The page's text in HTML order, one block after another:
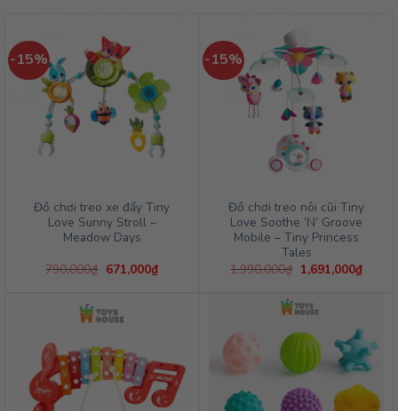
-15%
Đồ chơi treo xe đẩy Tiny
Love Sunny Stroll –
Meadow Days
790,000₫ Giá
671,000₫Giá
hiện
-15%
Đồ chơi treo nôi cũi Tiny
Love Soothe ‘N’ Groove
Mobile – Tiny Princess
Tales
1,990,000₫ Giá
gốc
1,990,000₫.
1,691,000₫Giá
hiện